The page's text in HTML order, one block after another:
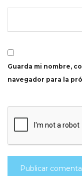
Guarda mi nombre,
navegador para la